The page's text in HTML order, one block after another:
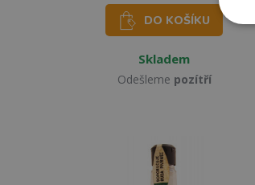
DO KOŠÍKU
Skladem
Odešleme pozítří